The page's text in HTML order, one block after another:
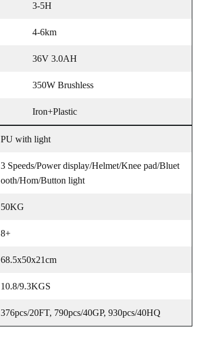
3-5H
4-6km
36V 3.0AH
350W Brushless
Iron+Plastic
PU with light
3 Speeds/Power display/Helmet/Knee pad/Bluet
ooth/Hom/Button light
50KG
8+
68.5x50x21cm
10.8/9.3KGS
376pcs/20FT, 790pcs/40GP, 930pcs/40HQ